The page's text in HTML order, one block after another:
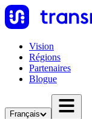
Vision
Régions
Partenaires
Blogue
Français